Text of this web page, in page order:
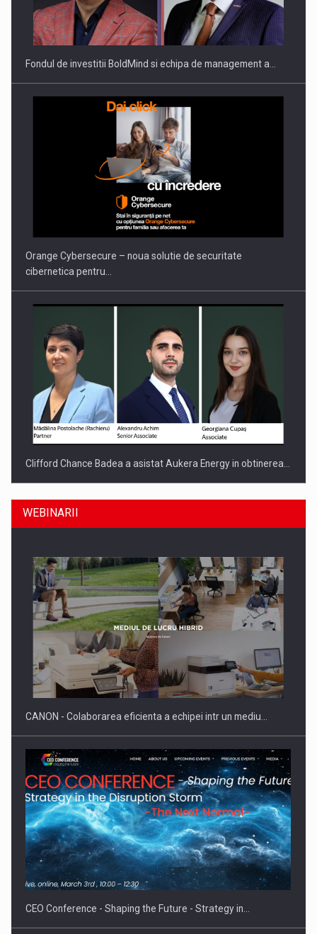
Fondul de investitii BoldMind si echipa de management a…
Orange Cybersecure – noua solutie de securitate
cibernetica pentru…
Clifford Chance Badea a asistat Aukera Energy in obtinerea…
SAPTE PERSONALITATI DIN MEDIUL DE AFACERI, ACADEMIC
SI INSTITUTIONAL…
Hard Enduro Piatra Craiului 2026, fueled by benzinariile RO…
WEBINARII
CANON - Colaborarea eficienta a echipei intr un mediu…
CEO Conference - Shaping the Future - Strategy in…